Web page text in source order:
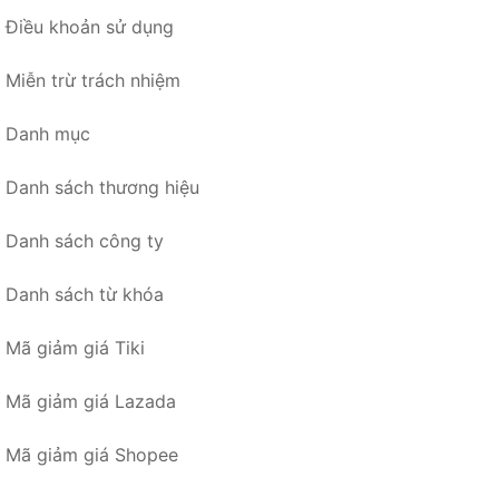
Điều khoản sử dụng
Miễn trừ trách nhiệm
Danh mục
Danh sách thương hiệu
Danh sách công ty
Danh sách từ khóa
Mã giảm giá Tiki
Mã giảm giá Lazada
Mã giảm giá Shopee